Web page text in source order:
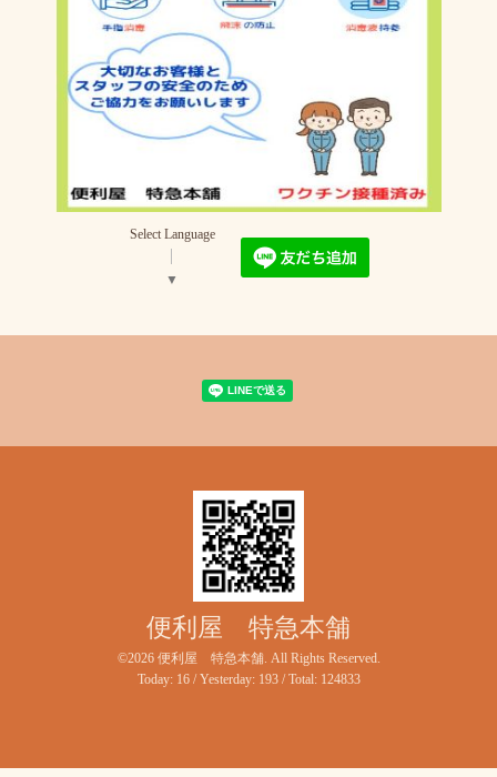
Select Language
▼
便利屋 特急本舗
©2026 便利屋 特急本舗. All Rights Reserved.
Today: 16/ Yesterday: 193/ Total: 124833